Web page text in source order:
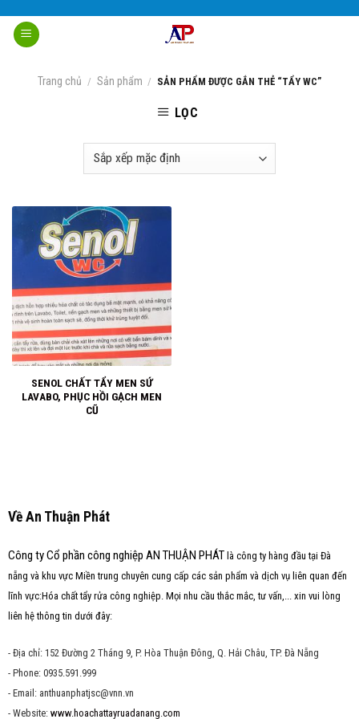
content
Trang chủ / Sản phẩm / SẢN PHẨM ĐƯỢC GẮN THẺ “TẨY WC”
LỌC
SENOL CHẤT TẨY MEN SỨ
LAVABO, PHỤC HỒI GẠCH MEN
CŨ
Về An Thuận Phát
Công ty Cổ phần công nghiệp AN THUẬN PHÁT là công ty hàng đầu tại Đà
nẵng và khu vực Miền trung chuyên cung cấp các sản phẩm và dịch vụ liên quan đến
lĩnh vực:Hóa chất tẩy rửa công nghiệp. Mọi nhu cầu thắc mắc, tư vấn,... xin vui lòng
liên hệ thông tin dưới đây:
- Địa chỉ: 152 Đường 2 Tháng 9, P. Hòa Thuận Đông, Q. Hải Châu, TP. Đà Nẵng
- Phone: 0935.591.999
- Email: anthuanphatjsc@vnn.vn
- Website: www.hoachattayruadanang.com